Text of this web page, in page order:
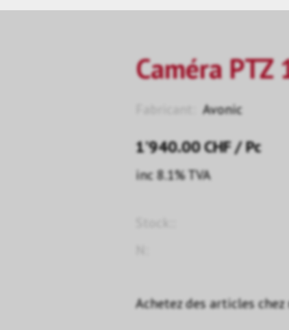
Caméra
Avonic
1’940.00CHF/ Pc
inc 8.1% TVA
Achetez des articles chez